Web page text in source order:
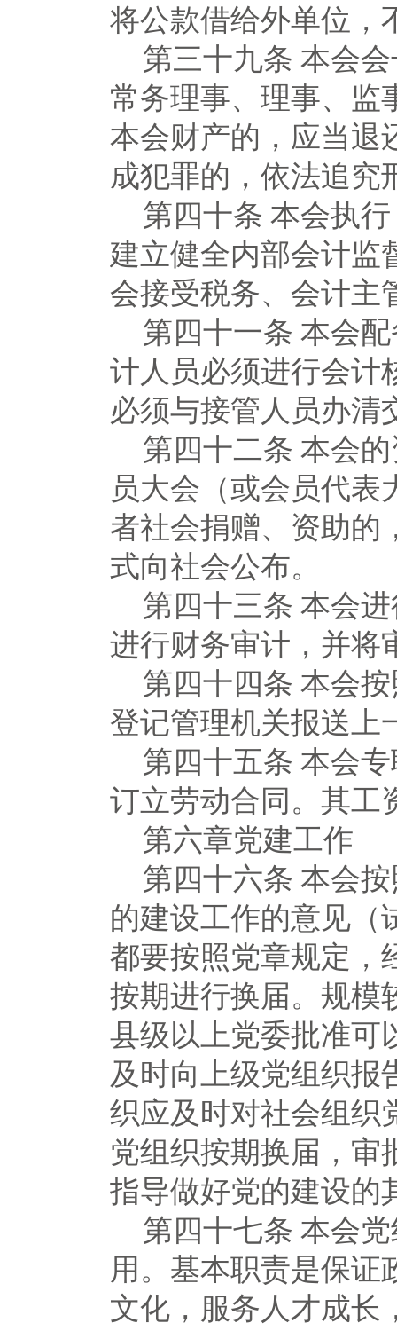
将公款借给外单位，
第三十九条 本会
常务理事、理事、监
本会财产的，应当退
成犯罪的，依法追究
第四十条 本会执
建立健全内部会计监
会接受税务、会计主
第四十一条 本会
计人员必须进行会计
必须与接管人员办清
第四十二条 本会
员大会（或会员代
者社会捐赠、资助的
式向社会公布。
第四十三条 本会
进行财务审计，并将
第四十四条 本会
登记管理机关报送上
第四十五条 本会
订立劳动合同。其工
第六章党建工作
第四十六条 本会
的建设工作的意见（
都要按照党章规定，
按期进行换届。规模
县级以上党委批准可
及时向上级党组织报
织应及时对社会组织
党组织按期换届，审
指导做好党的建设的
第四十七条 本会
用。基本职责是保证
文化，服务人才成长